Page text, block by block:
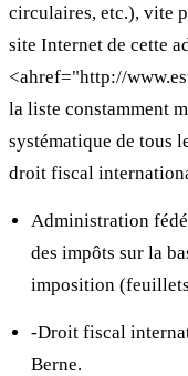
circulaires, etc.), vite
site Internet de cette
<ahref="http://
la liste constamment
systématique de tous
droit fiscal
Administration
des impôts sur la
imposition
-Droit fiscal
Berne.